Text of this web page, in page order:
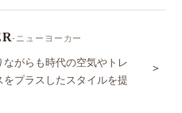
-ニューヨーカー
がらも時代の空気やトレ
をプラスしたスタイルを提
＞